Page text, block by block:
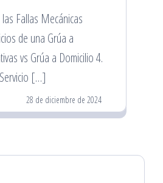
Fallas Mecánicas
de una Grúa a
vs Grúa a Domicilio 4.
[…]
28 de diciembre de 2024